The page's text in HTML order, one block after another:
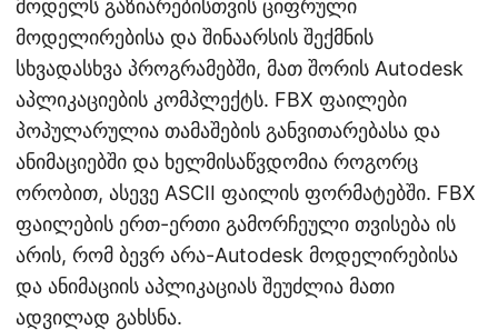
მოდელს გაზიარებისთვის ციფრული
მოდელირებისა და შინაარსის შექმნის
სხვადასხვა პროგრამებში, მათ შორის Autodesk
აპლიკაციების კომპლექტს. FBX ფაილები
პოპულარულია თამაშების განვითარებასა და
ანიმაციებში და ხელმისაწვდომია როგორც
ორობით, ასევე ASCII ფაილის ფორმატებში. FBX
ფაილების ერთ-ერთი გამორჩეული თვისება ის
არის, რომ ბევრ არა-Autodesk მოდელირებისა
და ანიმაციის აპლიკაციას შეუძლია მათი
ადვილად გახსნა.